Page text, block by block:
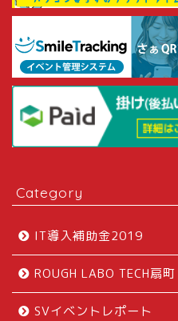
Category
IT導入補助金2019
ROUGH LABO TECH扇町
SVイベントレポート